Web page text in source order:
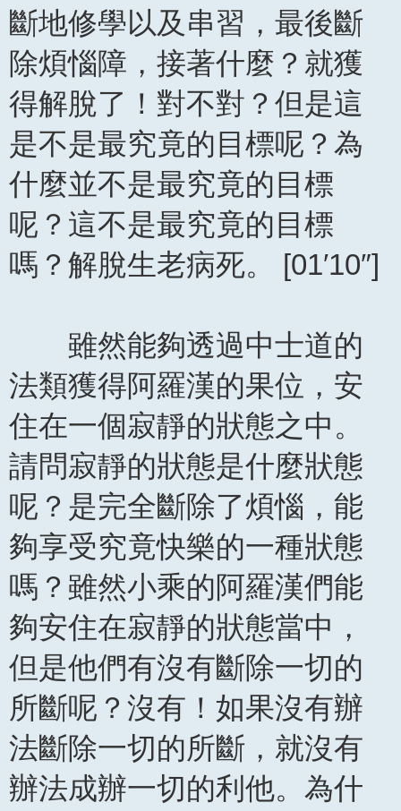
斷地修學以及串習，最後斷
除煩惱障，接著什麼？就獲
得解脫了！對不對？但是這
是不是最究竟的目標呢？為
什麼並不是最究竟的目標
呢？這不是最究竟的目標
嗎？解脫生老病死。 [01′10″]
雖然能夠透過中士道的
法類獲得阿羅漢的果位，安
住在一個寂靜的狀態之中。
請問寂靜的狀態是什麼狀態
呢？是完全斷除了煩惱，能
夠享受究竟快樂的一種狀態
嗎？雖然小乘的阿羅漢們能
夠安住在寂靜的狀態當中，
但是他們有沒有斷除一切的
所斷呢？沒有！如果沒有辦
法斷除一切的所斷，就沒有
辦法成辦一切的利他。為什